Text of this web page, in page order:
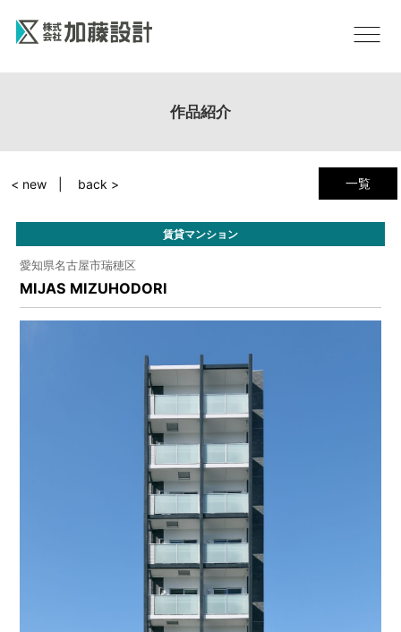
作品紹介
一覧
< new back >
愛知県名古屋市瑞穂区
賃貸マンション
MIJAS MIZUHODORI